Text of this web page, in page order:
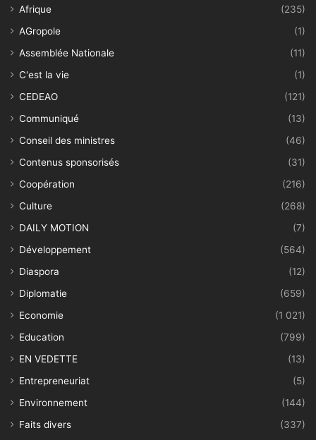
Afrique
(235)
AGropole
(1)
Assemblée Nationale
(11)
C'est la vie
(1)
CEDEAO
(121)
Communiqué
(13)
Conseil des ministres
(46)
Contenus sponsorisés
(31)
Coopération
(216)
Culture
(268)
DAILY MOTION
(7)
Développement
(564)
Diaspora
(12)
Diplomatie
(659)
Economie
(1 021)
Education
(799)
EN VEDETTE
(13)
Entrepreneuriat
(5)
Environnement
(144)
Faits divers
(337)